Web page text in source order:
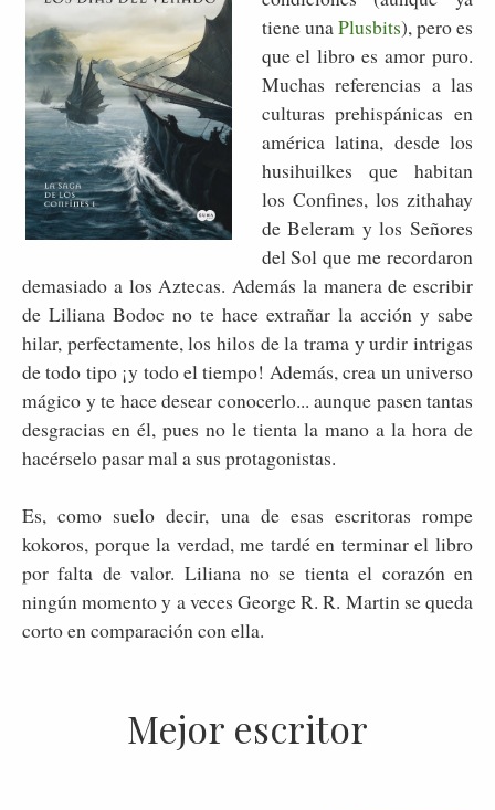
tiene unaPlusbits), pero es
que el libro es amor puro.
Muchas referencias a las
culturas prehispánicas en
américa latina, desde los
husihuilkes que habitan
los Confines, los zithahay
de Beleram y los Señores
del Sol que me recordaron
demasiado a los Aztecas. Además la manera de escribir
de Liliana Bodoc no te hace extrañar la acción y sabe
hilar, perfectamente, los hilos de la trama y urdir intrigas
de todo tipo ¡y todo el tiempo! Además, crea un universo
mágico y te hace desear conocerlo... aunque pasen tantas
desgracias en él, pues no le tienta la mano a la hora de
hacérselo pasar mal a sus protagonistas.
Es, como suelo decir, una de esas escritoras rompe
kokoros, porque la verdad, me tardé en terminar el libro
por falta de valor. Liliana no se tienta el corazón en
ningún momento y a veces George R. R. Martin se queda
corto en comparación con ella.
Mejor escritor